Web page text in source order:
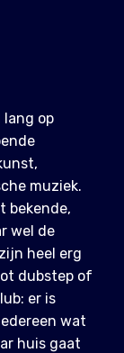
lang op
muziek.
bekende,
wel de
heel erg
dubstep of
er is
wat
huis gaat